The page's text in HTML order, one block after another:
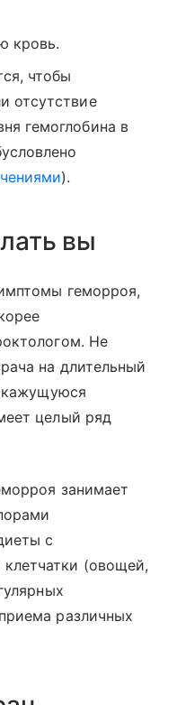
кровь.
чтобы
отсутствие
гемоглобина в
).
вы
геморроя,
Не
на длительный
кажущуюся
целый ряд
занимает
с
(овощей,
различных